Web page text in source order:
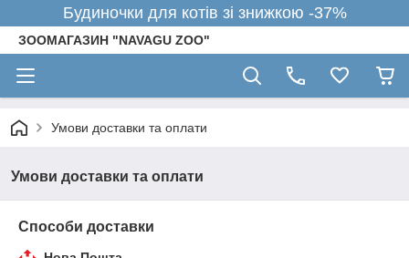
Будиночки для котів зі знижкою -37%
ЗООМАГАЗИН "NAVAGU ZOO"
Умови доставки та оплати
Умови доставки та оплати
Способи доставки